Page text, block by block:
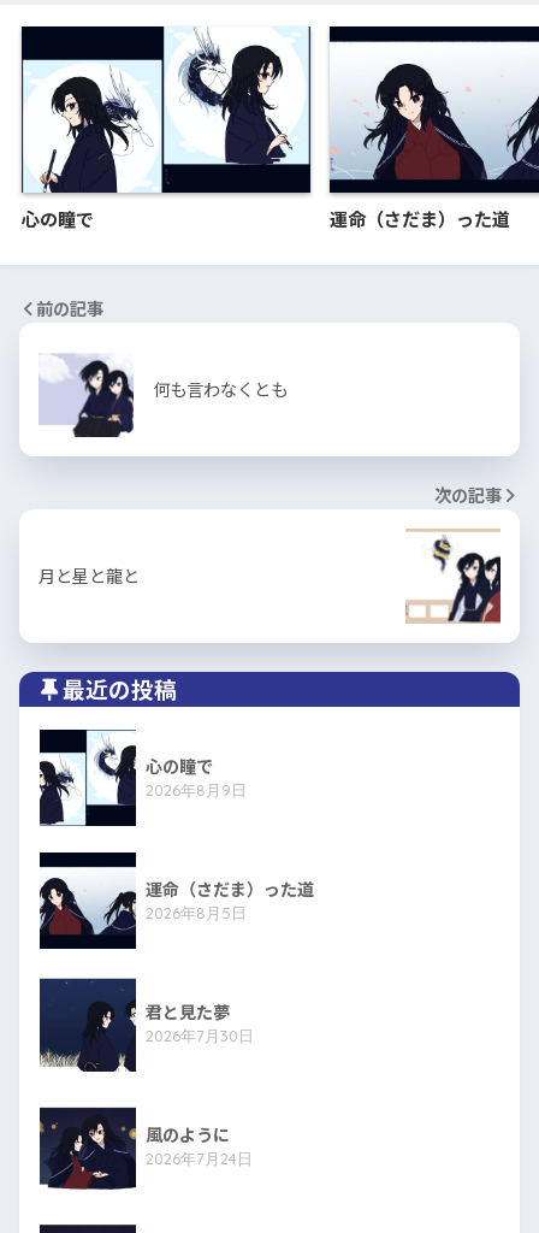
心の瞳で 運命（さだま）った道
前の記事
何も言わなくとも
次の記事
月と星と龍と
最近の投稿
心の瞳で
2026年8月9日
運命（さだま）った道
2026年8月5日
君と見た夢
2026年7月30日
風のように
2026年7月24日